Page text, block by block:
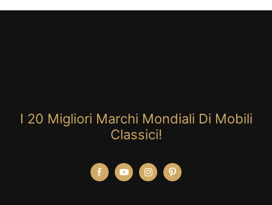
I 20 Migliori Marchi Mondiali Di Mobili
Classici!